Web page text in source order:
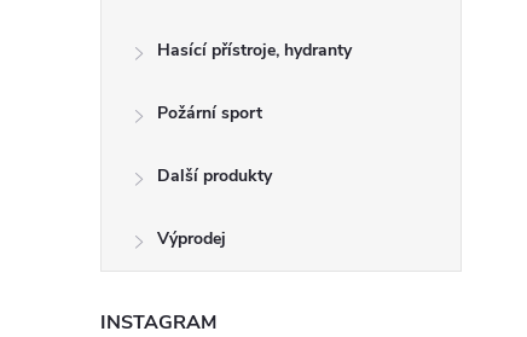
Hasící přístroje, hydranty
Požární sport
Další produkty
Výprodej
INSTAGRAM